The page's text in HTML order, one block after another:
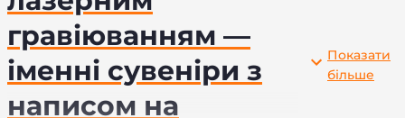
гравіюванням —
іменні сувеніри з
написом на
Показати
більше